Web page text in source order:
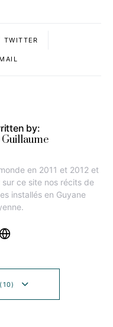
TWITTER
MAIL
by:
Guillaume
en 2011 et 2012 et
ce site nos récits de
installés en Guyane